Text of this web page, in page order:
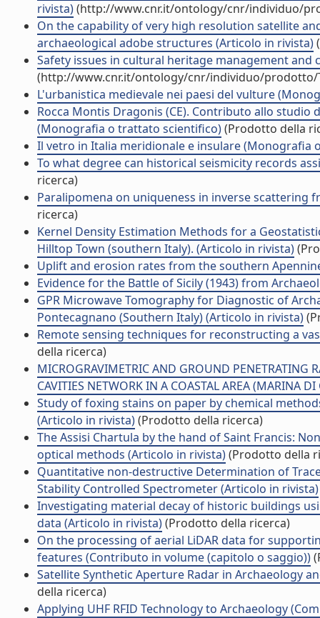
rivista)(http://www.cnr.it/ontology/cnr/individuo/
On the capability of very high resolution satellite
archaeological adobe structures (Articolo in rivista)
Safety issues in cultural heritage management and
(http://www.cnr.it/ontology/cnr/individuo/prodotto/
L'urbanistica medievale nei paesi del vulture
Rocca Montis Dragonis (CE). Contributo allo
(Monografia o trattato scientifico)(Prodotto della
Il vetro in Italia meridionale e insulare (Monografia
To what degree can historical seismicity records
ricerca)
Paralipomena on uniqueness in inverse
ricerca)
Kernel Density Estimation Methods for a
Hilltop Town (southern Italy). (Articolo in rivista)
Uplift and erosion rates from the southern
Evidence for the Battle of Sicily (1943) from
GPR Microwave Tomography for Diagnostic of
Pontecagnano (Southern Italy) (Articolo in rivista)
Remote sensing techniques for reconstructing a
della ricerca)
MICROGRAVIMETRIC AND GROUND PENETRATING
CAVITIES NETWORK IN A COASTAL AREA (MARINA
Study of foxing stains on paper by chemical
(Articolo in rivista)(Prodotto della ricerca)
The Assisi Chartula by the hand of Saint Francis:
optical methods (Articolo in rivista)(Prodotto della
Quantitative non-destructive Determination of
Stability Controlled Spectrometer (Articolo in rivista)
Investigating material decay of historic buildings
data (Articolo in rivista)(Prodotto della ricerca)
On the processing of aerial LiDAR data for
features (Contributo in volume (capitolo o saggio))
Satellite Synthetic Aperture Radar in Archaeology
della ricerca)
Applying UHF RFID Technology to Archaeology